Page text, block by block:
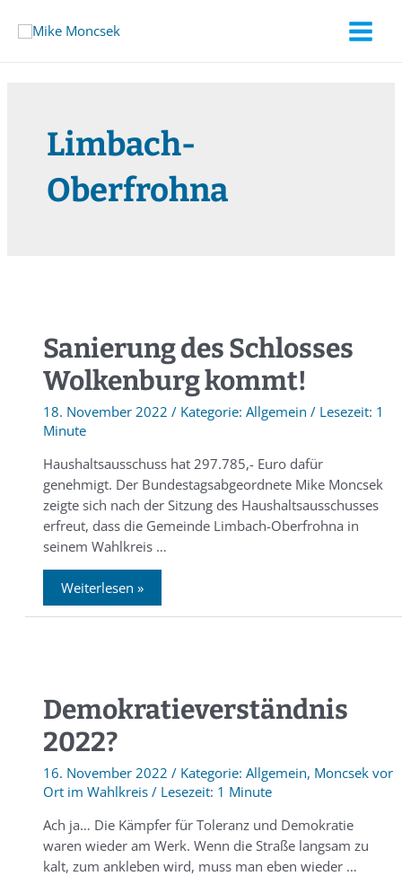
Limbach-
Oberfrohna
Sanierung des Schlosses
Wolkenburg kommt!
18. November 2022 / Allgemein /
1
Minute
Haushaltsausschuss hat 297.785,- Euro dafür
genehmigt. Der Bundestagsabgeordnete Mike Moncsek
zeigte sich nach der Sitzung des Haushaltsausschusses
erfreut, dass die Gemeinde Limbach-Oberfrohna in
seinem Wahlkreis …
Weiterlesen »
Demokratieverständnis
2022?
16. November 2022 / Allgemein, Moncsek vor
Ort im Wahlkreis/
1 Minute
Ach ja… Die Kämpfer für Toleranz und Demokratie
waren wieder am Werk. Wenn die Straße langsam zu
kalt, zum ankleben wird, muss man eben wieder …